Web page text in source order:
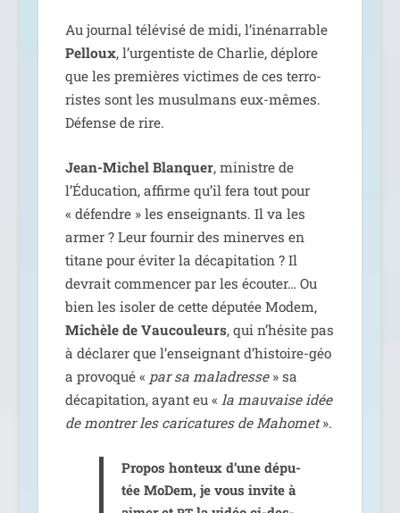
Au jour­nal télé­vi­sé de midi, l’i­né­nar­rable
Pelloux, l’ur­gen­tiste de Charlie, déplore
que les pre­mières vic­times de ces ter­ro­
ristes sont les musul­mans eux-mêmes.
Défense de rire.
Jean-Michel Blanquer, ministre de
l’Éducation, affirme qu’il fera tout pour
« défendre » les ensei­gnants. Il va les
armer ? Leur four­nir des minerves en
titane pour évi­ter la déca­pi­ta­tion ? Il
devrait com­men­cer par les écou­ter… Ou
bien les iso­ler de cette dépu­tée Modem,
Michèle de Vaucouleurs, qui n’hé­site pas
à décla­rer que l’en­sei­gnant d’his­toire-géo
a pro­vo­qué « par sa mal­adresse» sa
déca­pi­ta­tion, ayant eu « la mau­vaise idée
de mon­trer les cari­ca­tures de Mahomet».
Propos hon­teux d’une dépu­
tée MoDem, je vous invite à